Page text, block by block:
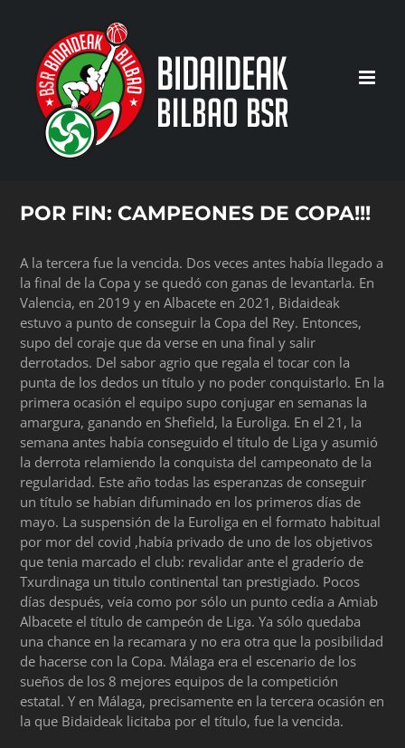
contenido
POR FIN: CAMPEONES DE COPA!!!
A la tercera fue la vencida. Dos veces antes había llegado a
la final de la Copa y se quedó con ganas de levantarla. En
Valencia, en 2019 y en Albacete en 2021, Bidaideak
estuvo a punto de conseguir la Copa del Rey. Entonces,
supo del coraje que da verse en una final y salir
derrotados. Del sabor agrio que regala el tocar con la
punta de los dedos un título y no poder conquistarlo. En la
primera ocasión el equipo supo conjugar en semanas la
amargura, ganando en Shefield, la Euroliga. En el 21, la
semana antes había conseguido el título de Liga y asumió
la derrota relamiendo la conquista del campeonato de la
regularidad. Este año todas las esperanzas de conseguir
un título se habían difuminado en los primeros días de
mayo. La suspensión de la Euroliga en el formato habitual
por mor del covid ,había privado de uno de los objetivos
que tenia marcado el club: revalidar ante el graderío de
Txurdinaga un titulo continental tan prestigiado. Pocos
días después, veía como por sólo un punto cedía a Amiab
Albacete el título de campeón de Liga. Ya sólo quedaba
una chance en la recamara y no era otra que la posibilidad
de hacerse con la Copa. Málaga era el escenario de los
sueños de los 8 mejores equipos de la competición
estatal. Y en Málaga, precisamente en la tercera ocasión en
la que Bidaideak licitaba por el título, fue la vencida.